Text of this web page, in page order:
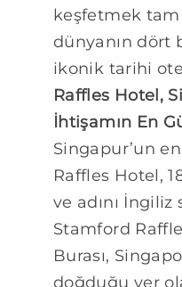
keşfetmek tam
dünyanın dört
ikonik tarihi
Raffles Hotel,
İhtişamın En
Singapur’un
Raffles Hotel,
ve adını
Stamford
Burası,
doğduğu yer